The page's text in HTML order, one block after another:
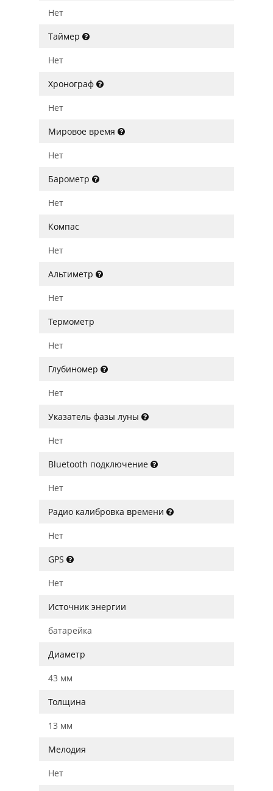
Нет
Таймер
Нет
Хронограф
Нет
Мировое время
Нет
Барометр
Нет
Компас
Нет
Альтиметр
Нет
Термометр
Нет
Глубиномер
Нет
Указатель фазы луны
Нет
Bluetooth подключение
Нет
Радио калибровка времени
Нет
GPS
Нет
Источник энергии
батарейка
Диаметр
43 мм
Толщина
13 мм
Мелодия
Нет